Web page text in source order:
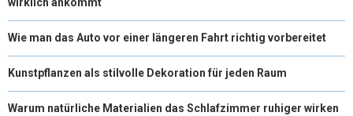
wirklich ankommt
Wie man das Auto vor einer längeren Fahrt richtig vorbereitet
Kunstpflanzen als stilvolle Dekoration für jeden Raum
Warum natürliche Materialien das Schlafzimmer ruhiger wirken